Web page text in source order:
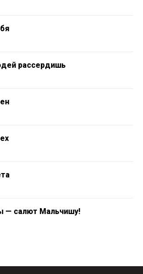
рассердишь
— салют Мальчишу!